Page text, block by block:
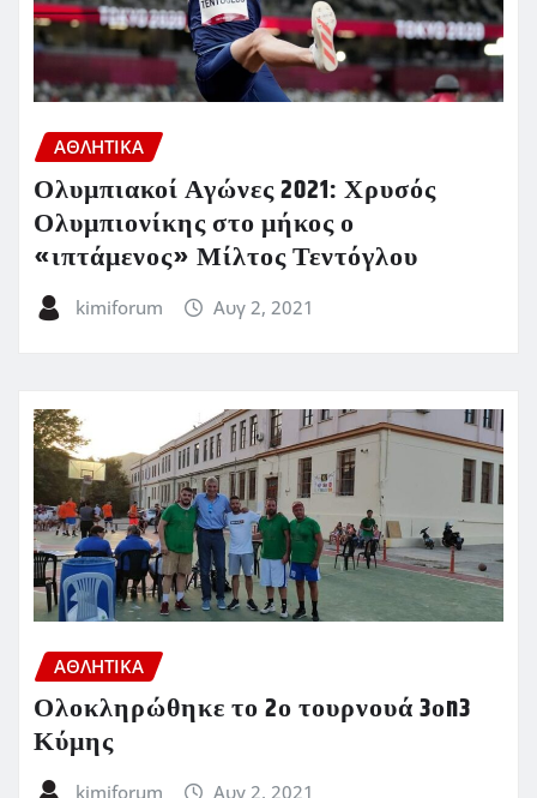
ΑΘΛΗΤΙΚΑ
Ολυμπιακοί Αγώνες 2021: Χρυσός
Ολυμπιονίκης στο μήκος ο
«ιπτάμενος» Μίλτος Τεντόγλου
kimiforum Αυγ 2, 2021
ΑΘΛΗΤΙΚΑ
Ολοκληρώθηκε το 2ο τουρνουά 3οn3
Κύμης
kimiforum Αυγ 2, 2021